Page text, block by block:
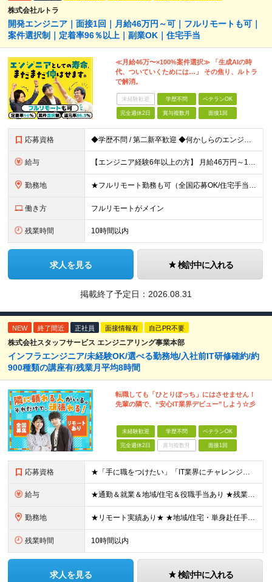
株式会社ルトラ
開発エンジニア｜面接1回｜月給46万円～可｜フルリモートも可｜
案件選択制｜定着率96％以上｜副業OK｜住宅手当
≪月給46万〜×100%案件選択≫ 「生成AIの時
代、ついていくためには…」 その焦り、ルトラ
で解消。
未経験歓迎 学歴不問 ベテランOK
完全週休2日 賞与複数月 面接1回
応募資格 ◆学歴不問 / 第二新卒歓迎 ◆何かしらのエンジニア経験をお持ちの方 （言語・期間・フェーズ不問） 経験浅めの方も遠慮なくご応募ください！ ■入社前Q＆A ────── ◎実力に見合った報酬が手に
給与 【エンジニア経験6年以上の方】 月給46万円～100万円（固定残業代含む） ※上記月給には月30時間分の固定残業代（月8万7,400円～月19万円）を含む。超過分は全額支給。 【エンジニア経験4年以
勤務地 ★フルリモート勤務も可（全国応募OK/住宅手当を支給します） ※案件によって常駐が必要になる場合があります。 ※希望がない限り、転勤はありません ※U・Iターン歓迎 ★ルトラの社員は全国各地で活躍中
働き方 フルリモートがメイン
残業時間 10時間以内
求人を見る 検討中に入れる
掲載終了予定日： 2026.08.31
NEW 終了間近 正社員 面接情報有 自己PR不要
株式会社スタッフサービス エンジニアリング事業本部
インフラエンジニア/未経験OK/選べる勤務地/入社前IT研修確約/約
900種類の講座有/残業月平均8時間
転職しても「ひとりぼっち」にはさせません！
先輩の隣で、“安心IT業界デビュー”しよう☆彡
未経験歓迎 学歴不問 ベテランOK
完全週休2日 賞与複数月 面接1回
応募資格 ★「手に職をつけたい」「IT業界にチャレンジしたい」方歓迎！ ■学歴不問 ■IT知識・理系文系不問！未経験・第二新卒OK ★ITサポート・IT事務やエンジニアの経験をお持ちの方は優遇します！ 地方在
給与 ★通勤＆就業＆地域/住宅＆役職手当あり ★残業代は全額支給 ★選べる給与制度あり！ ■東京・神奈川・千葉・埼玉勤務の場合 月給24.5万円～55万円＋諸手当 （残業代は全額支給） (20,000円の
勤務地 ★リモート実績あり★ ★地域/住宅・単身赴任手当などサポートも万全 ★転任費用や寮・社宅制度も完備しています ★勤務地については希望を考慮の上、決定します ★面接地エリアでの就業率92％以上！ 『地
残業時間 10時間以内
求人を見る 検討中に入れる